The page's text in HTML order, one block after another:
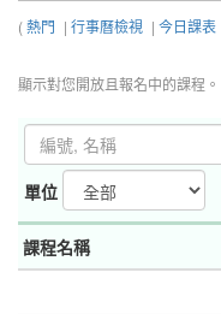
(熱門 | 行事曆檢視 | 今日課表
顯示對您開放且報名中的課程。
單位
課程名稱